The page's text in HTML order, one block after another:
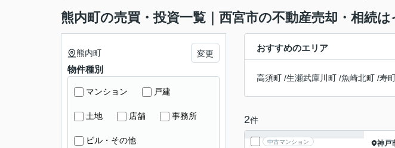
熊内町の売買・投資一覧｜西宮市の不動産売却・相続
おすすめのエリア
高須町 /生瀬武庫川町 /魚崎北町 /寿
2件
中古マンション 神戸
熊内町 変更
物件種別
マンション 戸建
土地 店舗 事務所
ビル・その他